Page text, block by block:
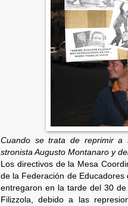
Cuando se trata de reprimir a
stronista Augusto Montanaro y
Los directivos de la Mesa
de la Federación de
entregaron en la tarde del 30
Filizzola, debido a las